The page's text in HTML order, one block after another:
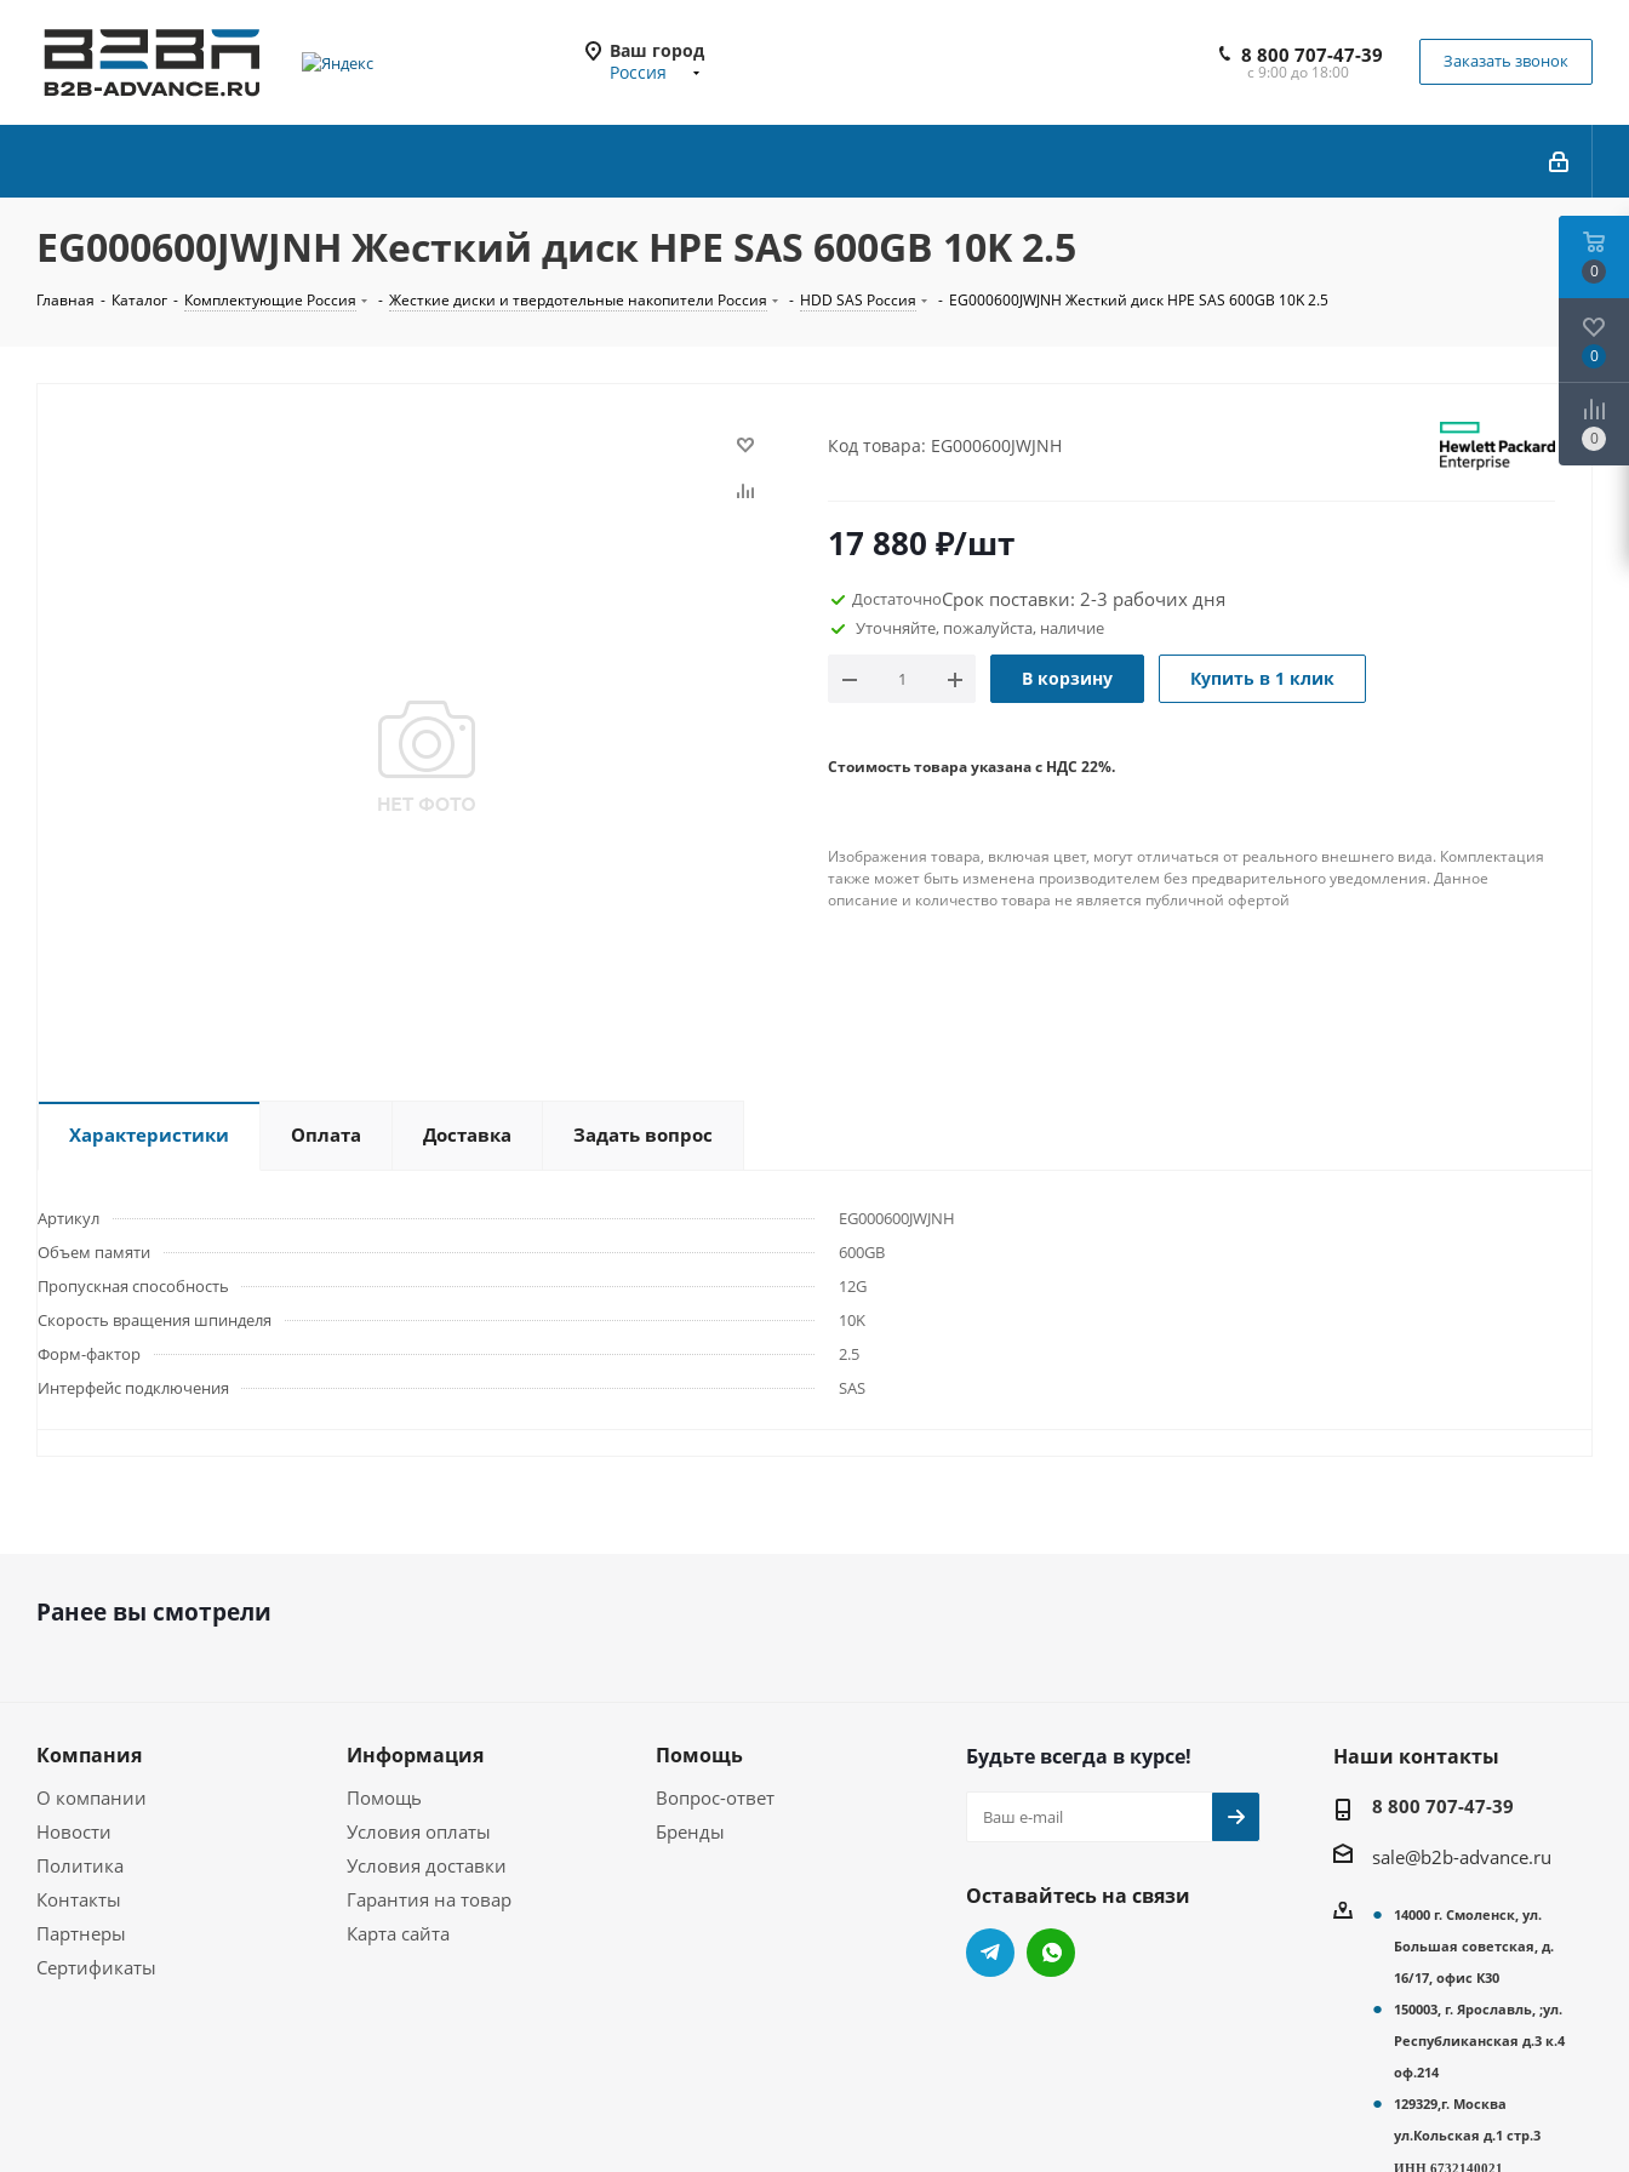
Ваш город
Россия
8 800 707-47-39
с 9:00 до 18:00
Заказать звонок
EG000600JWJNH Жесткий диск HPE SAS 600GB 10K 2.5
Главная - Каталог - Комплектующие Россия - Жесткие диски и твердотельные накопители Россия - HDD SAS Россия - EG000600JWJNH Жесткий диск HPE SAS 600GB 10K 2.5
Код товара: EG000600JWJNH
17 880 ₽/шт
ДостаточноСрок поставки: 2-3 рабочих дня
Уточняйте, пожалуйста, наличие
В корзину Купить в 1 клик
Стоимость товара указана с НДС 22%.
Изображения товара, включая цвет, могут отличаться от реального внешнего вида. Комплектация
также может быть изменена производителем без предварительного уведомления. Данное
описание и количество товара не является публичной офертой
Характеристики Оплата Доставка Задать вопрос
Артикул
EG000600JWJNH
Объем памяти
600GB
Пропускная способность
12G
Скорость вращения шпинделя
10K
Форм-фактор
2.5
Интерфейс подключения
SAS
Ранее вы смотрели
Компания
О компании
Новости
Политика
Контакты
Партнеры
Сертификаты
Информация
Помощь
Условия оплаты
Условия доставки
Гарантия на товар
Карта сайта
Помощь
Вопрос-ответ
Бренды
Будьте всегда в курсе!
Оставайтесь на связи
Наши контакты
8 800 707-47-39
sale@b2b-advance.ru
14000 г. Смоленск, ул.
Большая советская, д.
16/17, офис К30
150003, г. Ярославль, ;ул.
Республиканская д.3 к.4
оф.214
129329,г. Москва
ул.Кольская д.1 стр.3
ИНН 6732140021
0
0
0